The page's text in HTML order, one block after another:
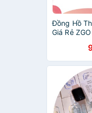
Đồng Hồ
Giá Rẻ